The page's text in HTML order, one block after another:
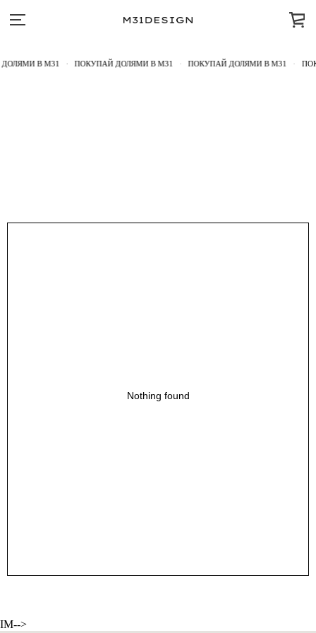
В M31 ПОКУПАЙ ДОЛЯМИ В M31 ПОКУПАЙ ДОЛЯМИ В M31
Nothing found
IM-->